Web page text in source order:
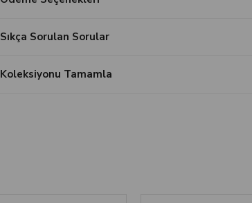
Sıkça Sorulan Sorular
Koleksiyonu Tamamla